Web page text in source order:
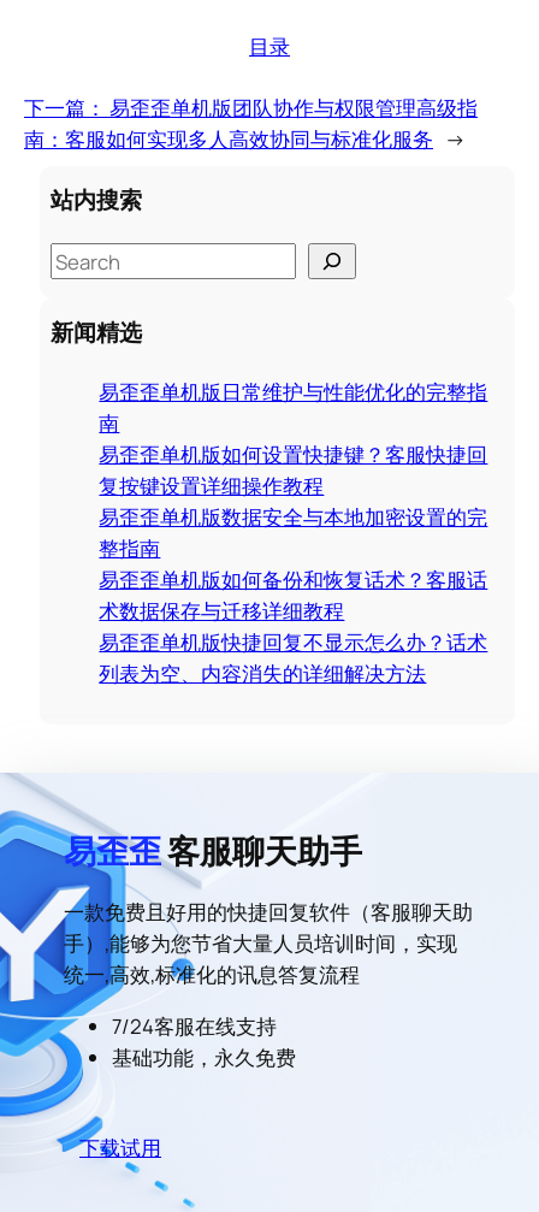
目录
下一篇： 易歪歪单机版团队协作与权限管理高级指
南：客服如何实现多人高效协同与标准化服务 →
站内搜索
S
e
a
r
新闻精选
易歪歪单机版日常维护与性能优化的完整指
南
易歪歪单机版如何设置快捷键？客服快捷回
复按键设置详细操作教程
易歪歪单机版数据安全与本地加密设置的完
整指南
易歪歪单机版如何备份和恢复话术？客服话
术数据保存与迁移详细教程
易歪歪单机版快捷回复不显示怎么办？话术
列表为空、内容消失的详细解决方法
易歪歪客服聊天助手
一款免费且好用的快捷回复软件（客服聊天助
手）,能够为您节省大量人员培训时间，实现
统一,高效,标准化的讯息答复流程
7/24客服在线支持
基础功能，永久免费
下载试用